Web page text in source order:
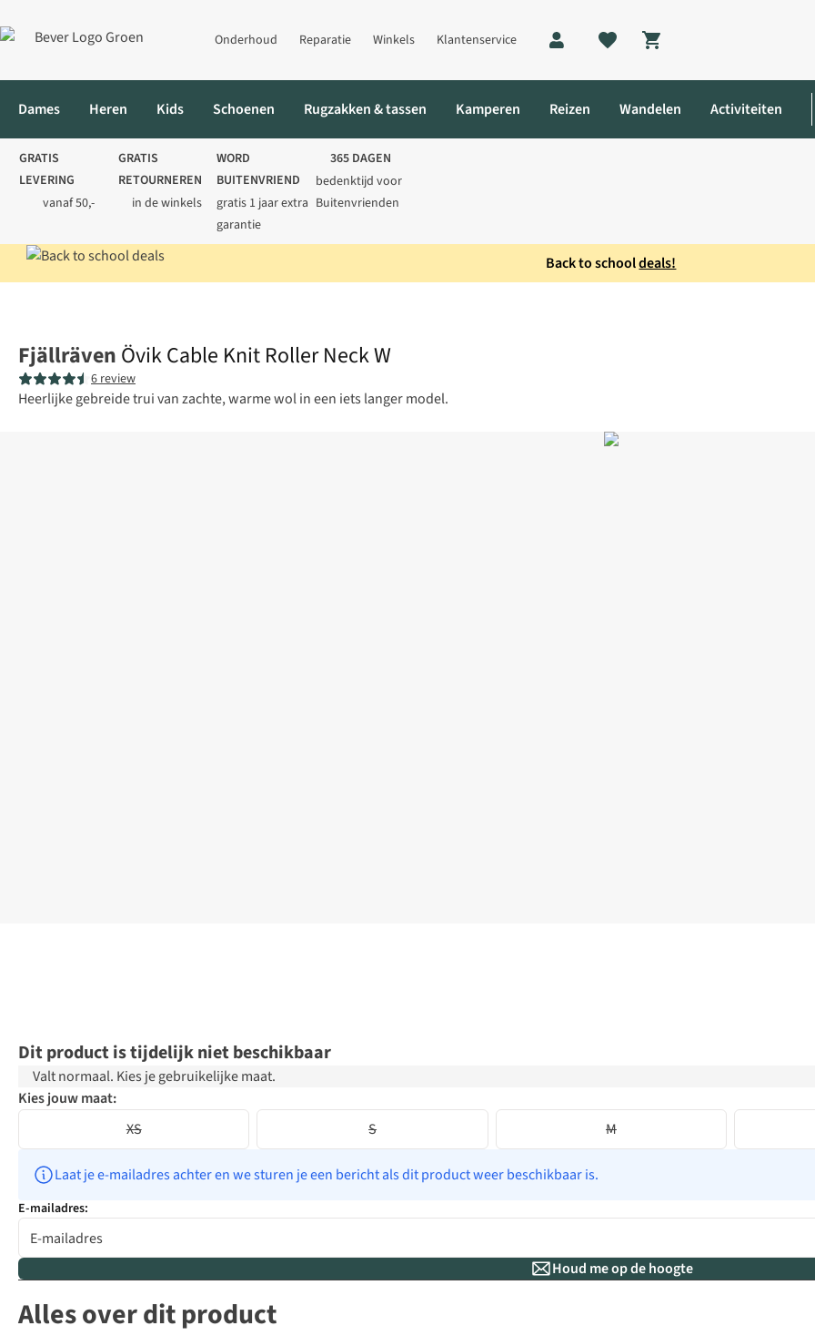
Onderhoud Reparatie Winkels Klantenservice
Shopping cart
Dames Heren Kids Schoenen Rugzakken & tassen Kamperen Reizen Wandelen Activiteiten
GRATIS
LEVERING
vanaf 50,-
GRATIS
RETOURNEREN
in de winkels
WORD
BUITENVRIEND
gratis 1 jaar extra
garantie
365 DAGEN
bedenktijd voor
Buitenvrienden
Back to schooldeals!
Fjällräven Övik Cable Knit Roller Neck W
6 review
Heerlijke gebreide trui van zachte, warme wol in een iets langer model.
Dit product is tijdelijk niet beschikbaar
Valt normaal. Kies je gebruikelijke maat.
Kies jouw maat:
XS
S M
Laat je e-mailadres achter en we sturen je een bericht als dit product weer beschikbaar is.
E-mailadres:
Houd me op de hoogte
Alles over dit product